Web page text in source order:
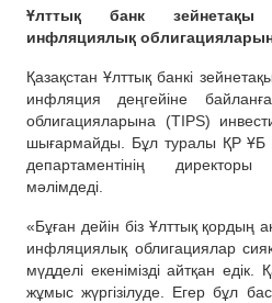
Ұлттық банк зейнетақы
инфляциялық
Қазақстан Ұлттық банкі
инфляция деңгейіне
облигацияларына (TIPS)
шығармайды. Бұл туралы ҚР ҰБ
департаментінің
мәлімдеді.
«Бұған дейін біз Ұлттық қордың
инфляциялық облигациялар
мүдделі екенімізді айтқан едік.
жұмыс жүргізілуде. Егер бұл